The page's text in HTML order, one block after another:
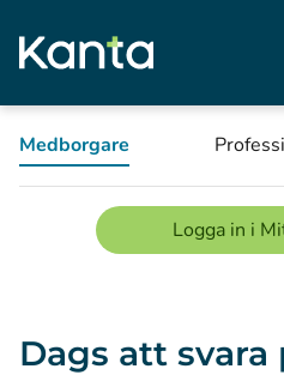
Medborgare
Logga in i
Dags att svara